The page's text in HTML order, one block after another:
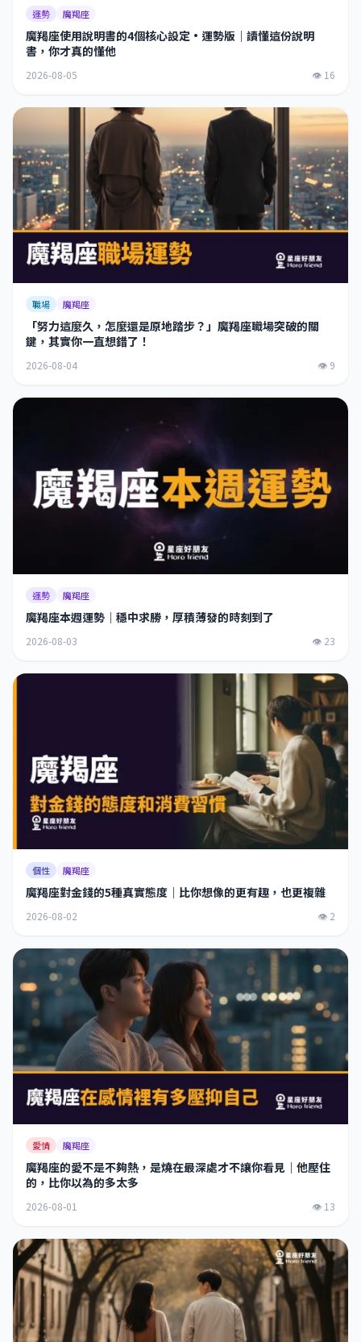
運勢 魔羯座
魔羯座使用說明書的4個核心設定·運勢版｜讀懂這份說明
書，你才真的懂他
2026-08-05 👁 16
職場 魔羯座
「努力這麼久，怎麼還是原地踏步？」魔羯座職場突破的關
鍵，其實你一直想錯了！
2026-08-04 👁 9
運勢 魔羯座
魔羯座本週運勢｜穩中求勝，厚積薄發的時刻到了
2026-08-03 👁 23
個性 魔羯座
魔羯座對金錢的5種真實態度｜比你想像的更有趣，也更複雜
2026-08-02 👁 2
愛情 魔羯座
魔羯座的愛不是不夠熱，是燒在最深處才不讓你看見｜他壓住
的，比你以為的多太多
2026-08-01 👁 13